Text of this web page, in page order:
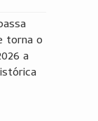
torna o
a